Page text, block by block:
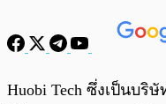
พร้อมเล่น
Huobi Tech ซึ่งเป็นบริ